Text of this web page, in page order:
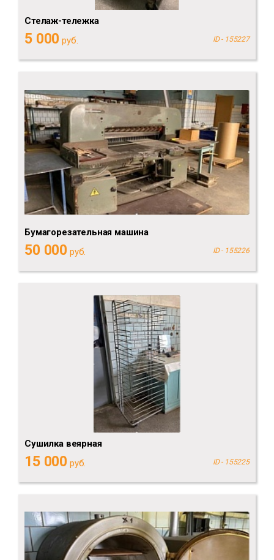
Стелаж-тележка
5 000 руб. ID - 155227
Бумагорезательная машина
50 000 руб. ID - 155226
Сушилка веярная
15 000 руб. ID - 155225